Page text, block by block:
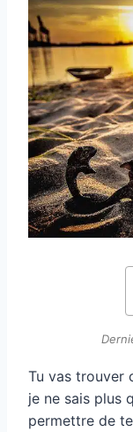
Tu vas trouver
je ne sais plus
permettre de